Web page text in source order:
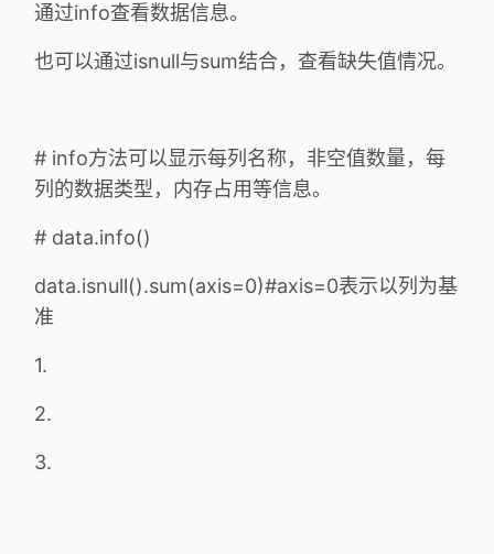
通过info查看数据信息。
也可以通过isnull与sum结合，查看缺失值情况。
# info方法可以显示每列名称，非空值数量，每
列的数据类型，内存占用等信息。
# data.info()
data.isnull().sum(axis=0)#axis=0表示以列为基
准
1.
2.
3.